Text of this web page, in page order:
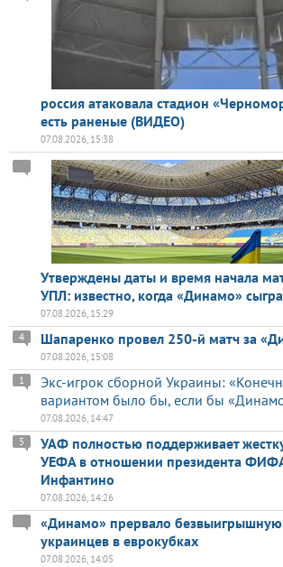
россия атаковала стадион
есть раненые (ВИДЕО)
07.08.2026, 15:38
Утверждены даты и время начала
УПЛ: известно, когда «Динамо»
07.08.2026, 15:29
Шапаренко провел 250-й матч за
4
07.08.2026, 15:08
Экс-игрок сборной Украины:
вариантом было бы, если бы
1
07.08.2026, 14:47
УАФ полностью поддерживает
УЕФА в отношении президента
Инфантино
5
07.08.2026, 14:26
«Динамо» прервало
украинцев в еврокубках
07.08.2026, 14:05